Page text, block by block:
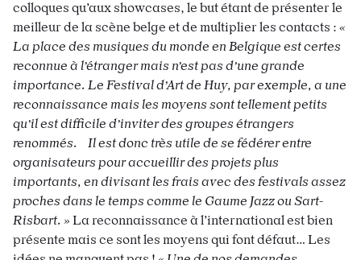
colloques qu’aux showcases, le but étant de présenter le
meilleur de la scène belge et de multiplier les contacts : «
La place des musiques du monde en Belgique est certes
reconnue à l’étranger mais n’est pas d’une grande
importance. Le Festival d’Art de Huy, par exemple, a une
reconnaissance mais les moyens sont tellement petits
qu’il est difficile d’inviter des groupes étrangers
renommés. Il est donc très utile de se fédérer entre
organisateurs pour accueillir des projets plus
importants, en divisant les frais avec des festivals assez
proches dans le temps comme le Gaume Jazz ou Sart-
Risbart. » La reconnaissance à l’international est bien
présente mais ce sont les moyens qui font défaut… Les